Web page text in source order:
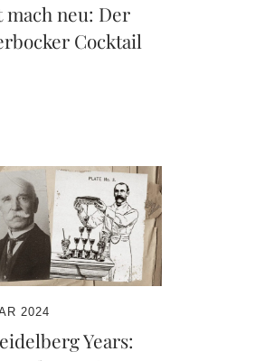
mach neu: Der
Cocktail
2024
Years: